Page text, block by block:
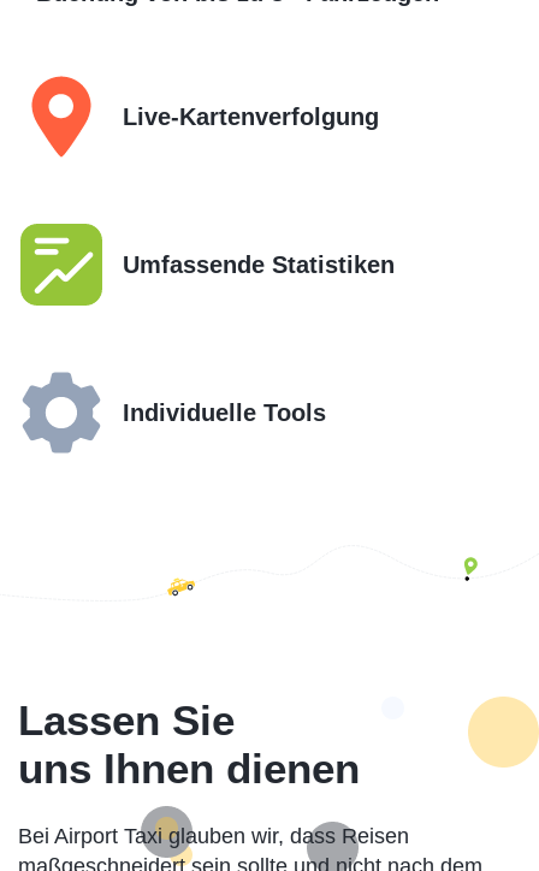
Live-Kartenverfolgung
Umfassende Statistiken
Individuelle Tools
Lassen Sie
uns Ihnen dienen
Bei Airport Taxi glauben wir, dass Reisen